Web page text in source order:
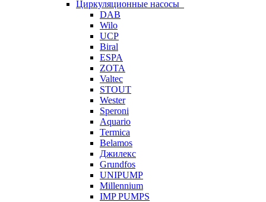
Циркуляционные насосы
DAB
Wilo
UCP
Biral
ESPA
ZOTA
Valtec
STOUT
Wester
Speroni
Aquario
Termica
Belamos
Джилекс
Grundfos
UNIPUMP
Millennium
IMP PUMPS